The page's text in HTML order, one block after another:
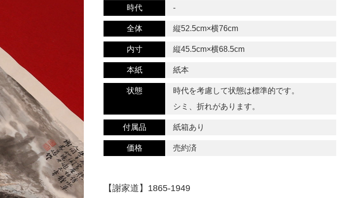
時代 -
全体 縦52.5cm×横76cm
内寸 縦45.5cm×横68.5cm
本紙 紙本
状態
時代を考慮して状態は標準的です。
シミ、折れがあります。
付属品 紙箱あり
価格 売約済
【謝家道】1865-1949